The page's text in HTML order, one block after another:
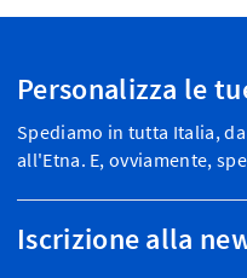
Personalizza le
Spediamo in tutta Italia,
all'Etna. E, ovviamente,
Iscrizione alla